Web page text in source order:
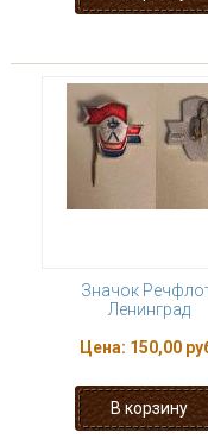
Значок
Ленинград
Цена: 150,00